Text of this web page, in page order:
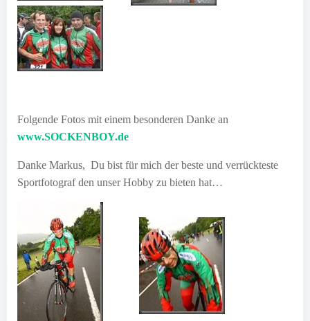
Folgende Fotos mit einem besonderen Danke an
www.SOCKENBOY.de
Danke Markus, Du bist für mich der beste und verrückteste
Sportfotograf den unser Hobby zu bieten hat…